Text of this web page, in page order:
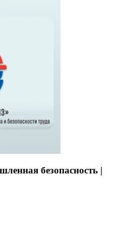
безопасность |